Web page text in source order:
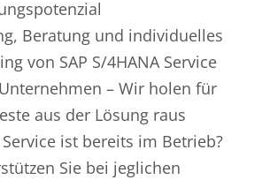
Beratung und individuelles
von SAP S/4HANA Service
– Wir holen für
aus der Lösung raus
Service ist bereits im Betrieb?
Sie bei jeglichen